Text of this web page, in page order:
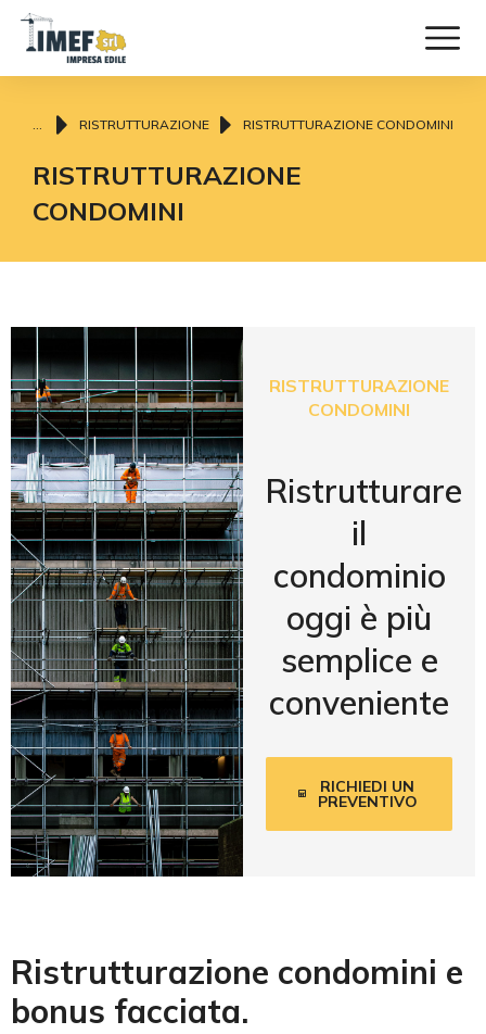
Tu sei qui:RISTRUTTURAZIONE RISTRUTTURAZIONE CONDOMINI
RISTRUTTURAZIONE
CONDOMINI
RISTRUTTURAZIONE
CONDOMINI
Ristrutturare
il
condominio
oggi è più
semplice e
conveniente
RICHIEDI UN
PREVENTIVO
Ristrutturazione condomini e
bonus facciata.